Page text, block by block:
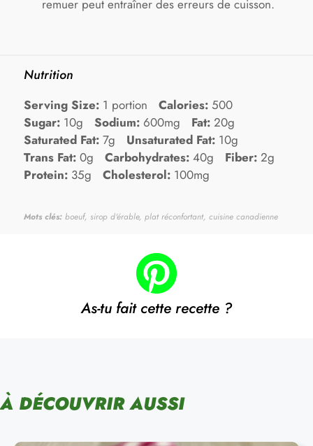
remuer peut entraîner des erreurs de cuisson.
Nutrition
Serving Size: 1 portion Calories: 500
Sugar: 10g Sodium: 600mg Fat: 20g
Saturated Fat: 7g Unsaturated Fat: 10g
Trans Fat: 0g Carbohydrates: 40g Fiber: 2g
Protein: 35g Cholesterol: 100mg
Mots clés: boeuf, sirop d'érable, plat réconfortant, cuisine canadienne
As-tu fait cette recette ?
À DÉCOUVRIR AUSSI